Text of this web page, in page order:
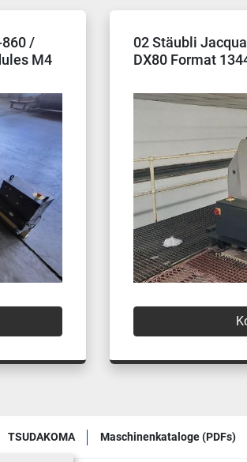
02 Stäubli
DX80 Format 1344, JC6 -
TSUDAKOMA Maschinenkataloge (PDFs)